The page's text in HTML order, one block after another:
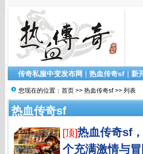
传奇私服中变发布网 | 热血传奇sf | 新
您现在的位置： 首页 >> 热血传奇sf>> 列表
热血传奇sf
[顶]热血传奇sf
个充满激情与